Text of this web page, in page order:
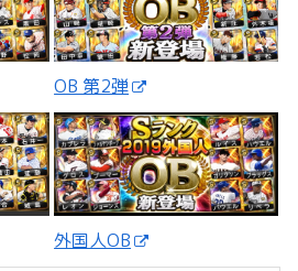
OB 第2弾
外国人OB